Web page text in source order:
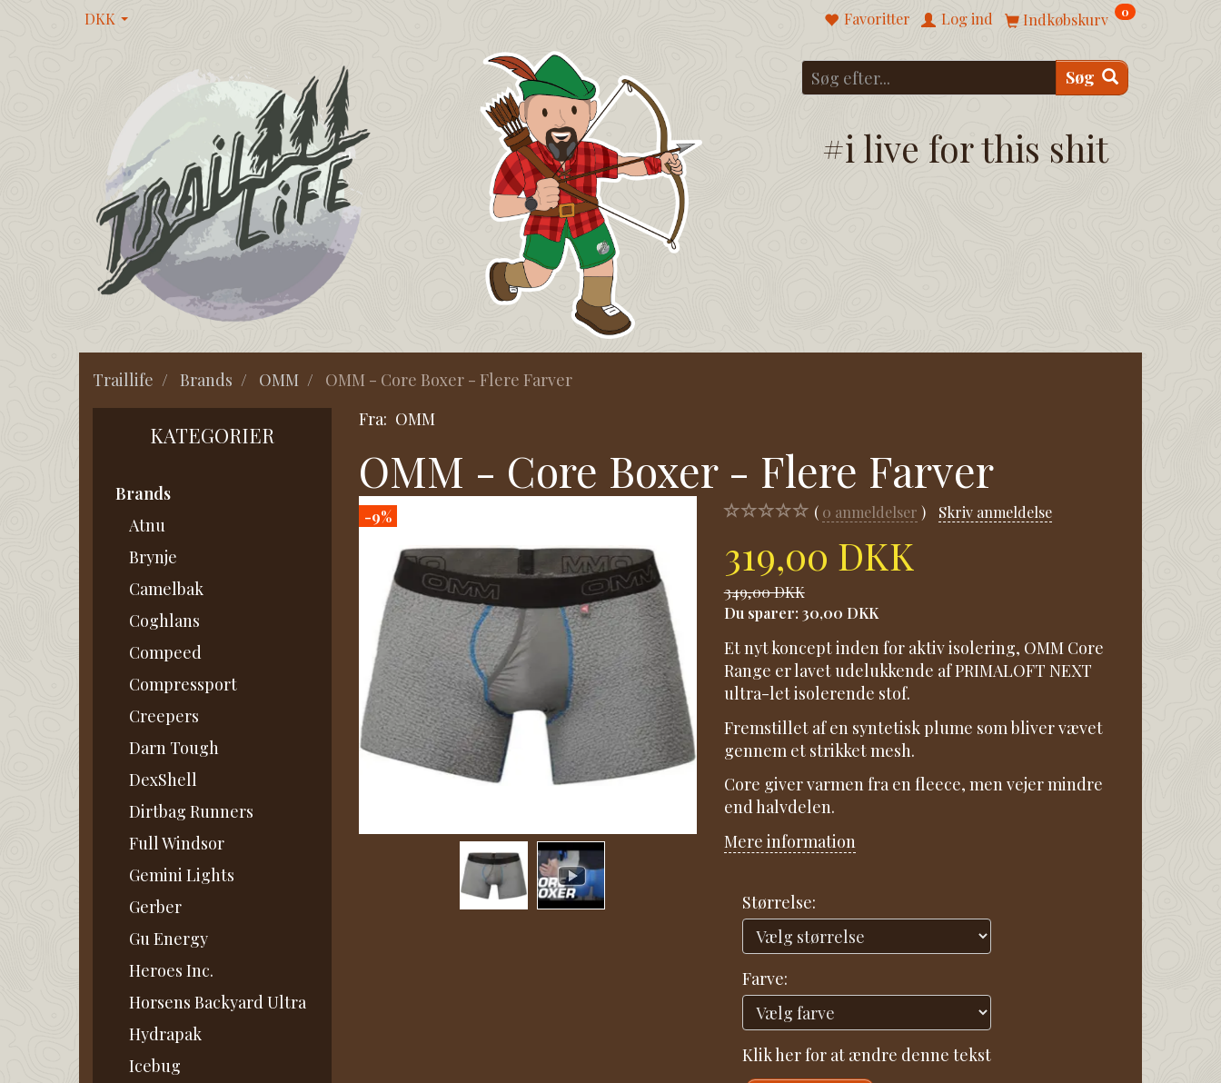
DKK Indkøbskurv 0
Favoritter Log ind
Søg
#i live for this shit
Traillife Brands OMM OMM - Core Boxer - Flere Farver
KATEGORIER
Brands
Atnu
Brynje
Camelbak
Coghlans
Compeed
Compressport
Creepers
Darn Tough
DexShell
Dirtbag Runners
Full Windsor
Gemini Lights
Gerber
Gu Energy
Heroes Inc.
Horsens Backyard Ultra
Hydrapak
Icebug
Fra: OMM
OMM - Core Boxer - Flere Farver
-9% 0 anmeldelser Skriv anmeldelse
319,00 DKK
349,00 DKK
Du sparer: 30,00 DKK
Et nyt koncept inden for aktiv isolering, OMM Core
Range er lavet udelukkende af PRIMALOFT NEXT
ultra-let isolerende stof.
Fremstillet af en syntetisk plume som bliver vævet
gennem et strikket mesh.
Core giver varmen fra en fleece, men vejer mindre
end halvdelen.
Mere information
Størrelse:
Farve:
Klik her for at ændre denne tekst